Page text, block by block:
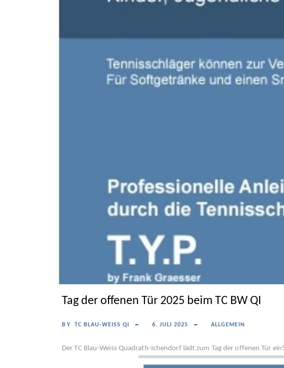
Tag der offenen Tür 2025 beim TC BW QI
BY TC BLAU-WEISS QI 6. JULI 2025 ALLGEMEIN
Der TC Blau-Weiss Quadrath-Ichendorf lädt zum Tag der offenen Tür ein!